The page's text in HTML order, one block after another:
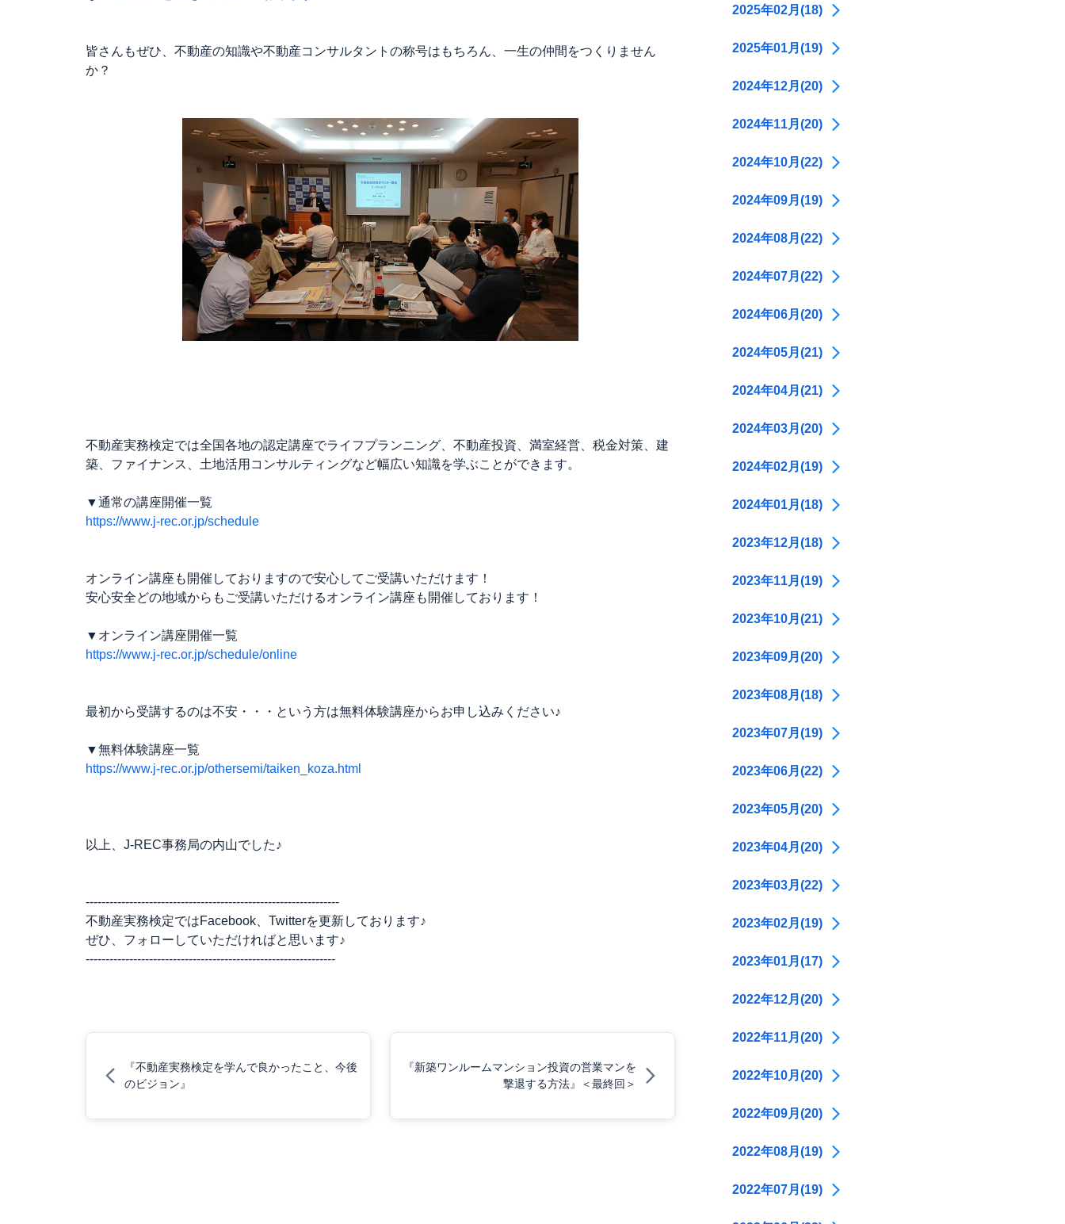
皆さんもぜひ、不動産の知識や不動産コンサルタントの称号はもちろん、一生の仲間をつくりません
か？
不動産実務検定では全国各地の認定講座でライフプランニング、不動産投資、満室経営、税金対策、建
築、ファイナンス、土地活用コンサルティングなど幅広い知識を学ぶことができます。
▼通常の講座開催一覧
https://www.j-rec.or.jp/schedule
オンライン講座も開催しておりますので安心してご受講いただけます！
安心安全どの地域からもご受講いただけるオンライン講座も開催しております！
▼オンライン講座開催一覧
https://www.j-rec.or.jp/schedule/online
最初から受講するのは不安・・・という方は無料体験講座からお申し込みください♪
▼無料体験講座一覧
https://www.j-rec.or.jp/othersemi/taiken_koza.html
以上、J-REC事務局の内山でした♪
​​​​​​​----------------------------------------------------------------
不動産実務検定ではFacebook、Twitterを更新しております♪
ぜひ、フォローしていただければと思います♪
---------------------------------------------------------------
『不動産実務検定を学んで良かったこと、今後
のビジョン』
『新築ワンルームマンション投資の営業マンを
撃退する方法』＜最終回＞
2025年02月(18)
2025年01月(19)
2024年12月(20)
2024年11月(20)
2024年10月(22)
2024年09月(19)
2024年08月(22)
2024年07月(22)
2024年06月(20)
2024年05月(21)
2024年04月(21)
2024年03月(20)
2024年02月(19)
2024年01月(18)
2023年12月(18)
2023年11月(19)
2023年10月(21)
2023年09月(20)
2023年08月(18)
2023年07月(19)
2023年06月(22)
2023年05月(20)
2023年04月(20)
2023年03月(22)
2023年02月(19)
2023年01月(17)
2022年12月(20)
2022年11月(20)
2022年10月(20)
2022年09月(20)
2022年08月(19)
2022年07月(19)